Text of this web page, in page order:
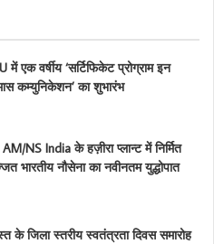
एक वर्षीय ‘सर्टिफिकेट प्रोग्राम इन
कम्युनिकेशन’ का शुभारंभ
NS India के हज़ीरा प्लान्ट में निर्मित
भारतीय नौसेना का नवीनतम युद्धोपात
के जिला स्तरीय स्वतंत्रता दिवस समारोह